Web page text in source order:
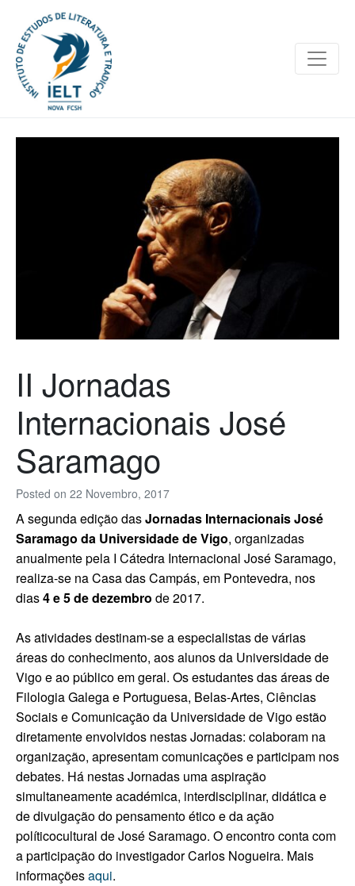
Posted on 22 Novembro, 2017
II Jornadas
Internacionais José
Saramago
A segunda edição dasJornadas Internacionais José
Saramago da Universidade de Vigo, organizadas
anualmente pela I Cátedra Internacional José Saramago,
realiza-se na Casa das Campás, em Pontevedra, nos
dias4 e 5 de dezembro de 2017.
As atividades destinam-se a especialistas de várias
áreas do conhecimento, aos alunos da Universidade de
Vigo e ao público em geral. Os estudantes das áreas de
Filologia Galega e Portuguesa, Belas-Artes, Ciências
Sociais e Comunicação da Universidade de Vigo estão
diretamente envolvidos nestas Jornadas: colaboram na
organização, apresentam comunicações e participam nos
debates. Há nestas Jornadas uma aspiração
simultaneamente académica, interdisciplinar, didática e
de divulgação do pensamento ético e da ação
políticocultural de José Saramago. O encontro conta com
a participação do investigador Carlos Nogueira. Mais
informaçõesaqui.